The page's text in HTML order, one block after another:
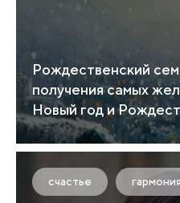
Рождественский
получения самых
Новый год и
счастье